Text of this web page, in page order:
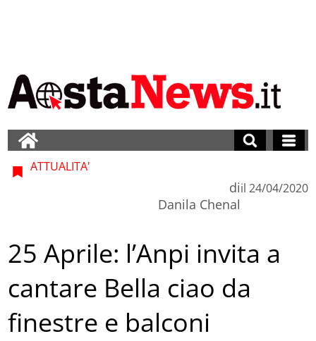
ATTUALITA'
di
Danila Chenal
il 24/04/2020
25 Aprile: l’Anpi invita a
cantare Bella ciao da
finestre e balconi